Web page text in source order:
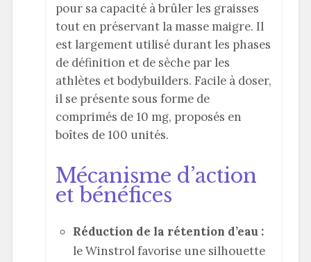
pour sa capacité à brûler les graisses
tout en préservant la masse maigre. Il
est largement utilisé durant les phases
de définition et de sèche par les
athlètes et bodybuilders. Facile à doser,
il se présente sous forme de
comprimés de 10 mg, proposés en
boîtes de 100 unités.
Mécanisme d’action
et bénéfices
Réduction de la rétention d’eau :
le Winstrol favorise une silhouette